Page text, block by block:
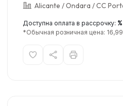
Alicante / Ondara / CC
Доступна оплата в рассрочку: %
*Обычная розничная цена: